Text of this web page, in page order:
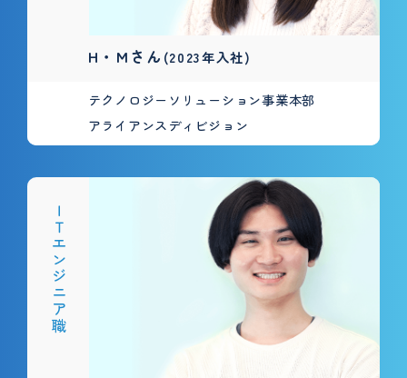
H・Mさん(2023年入社)
テクノロジーソリューション事業本部
アライアンスディビジョン
ＩＴエンジニア職